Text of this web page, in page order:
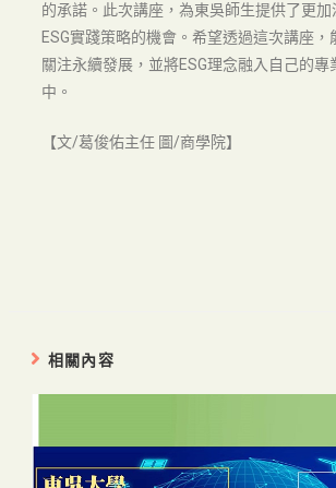
的承諾。此次講座，為東吳師生提供了更加
ESG實踐策略的機會。希望透過這次講座，
關注永續發展，並將ESG理念融入自己的專
中。
【文/葛俊佑主任 圖/商學院】
相關內容